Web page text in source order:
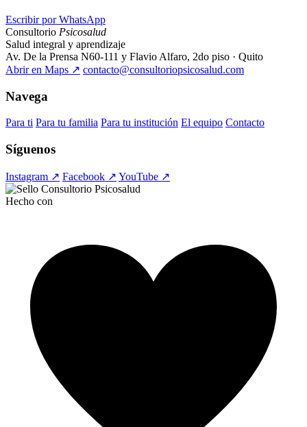
Escribir por WhatsApp
Consultorio Psicosalud
Salud integral y aprendizaje
Av. De la Prensa N60-111 y Flavio Alfaro, 2do piso · Quito
Abrir en Maps ↗ contacto@consultoriopsicosalud.com
Navega
Para ti Para tu familia Para tu institución El equipo Contacto
Síguenos
Instagram ↗ Facebook ↗ YouTube ↗
Hecho con